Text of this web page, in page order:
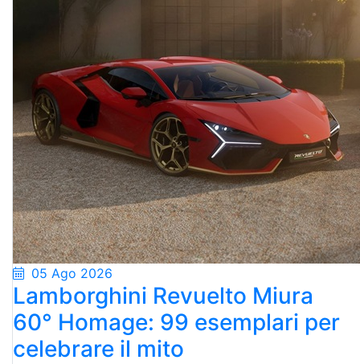
05 Ago 2026
Lamborghini Revuelto Miura
60° Homage: 99 esemplari per
celebrare il mito